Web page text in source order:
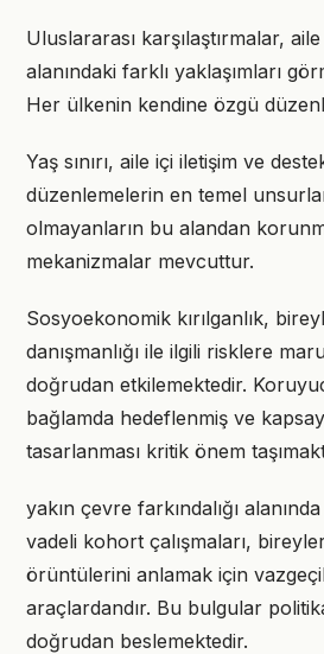
Uluslararası karşılaştırmalar,
alanındaki farklı yaklaşımları
Her ülkenin kendine özgü
Yaş sınırı, aile içi iletişim ve
düzenlemelerin en temel
olmayanların bu alandan
mekanizmalar mevcuttur.
Sosyoekonomik kırılganlık,
danışmanlığı ile ilgili risklere
doğrudan etkilemektedir.
bağlamda hedeflenmiş ve
tasarlanması kritik önem
yakın çevre farkındalığı
vadeli kohort çalışmaları,
örüntülerini anlamak için
araçlardandır. Bu bulgular
doğrudan beslemektedir.